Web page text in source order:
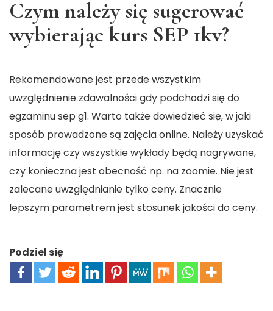
Czym należy się sugerować
wybierając kurs SEP 1kv?
Rekomendowane jest przede wszystkim
uwzględnienie zdawalności gdy podchodzi się do
egzaminusep g1. Warto także dowiedzieć się, w jaki
sposób prowadzone są zajęcia online. Należy uzyskać
informację czy wszystkie wykłady będą nagrywane,
czy konieczna jest obecność np. na zoomie. Nie jest
zalecane uwzględnianie tylko ceny. Znacznie
lepszym parametrem jest stosunek jakości do ceny.
Podziel się